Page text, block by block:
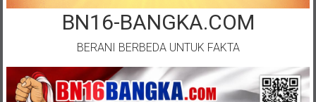
BN16-BANGKA.COM
BERANI BERBEDA UNTUK FAKTA